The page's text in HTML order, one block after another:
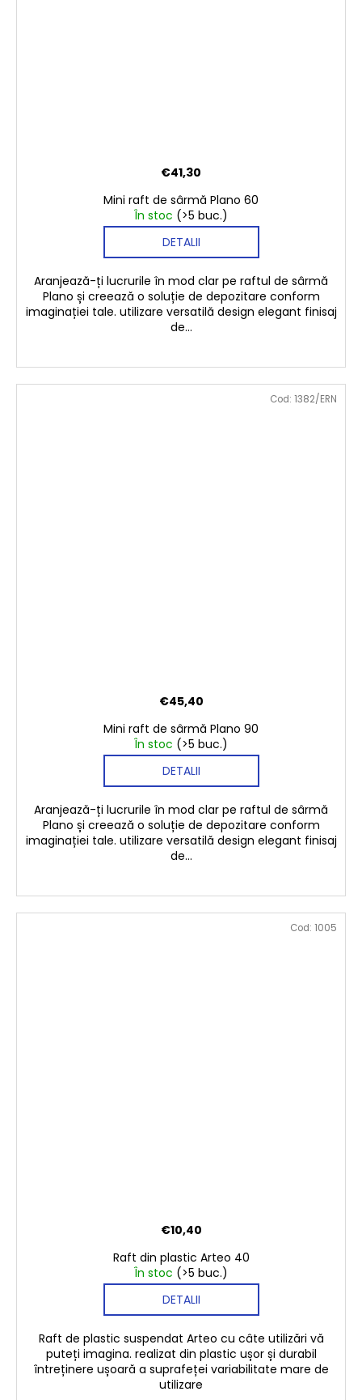
Mini raft de sârmă Plano 60
În stoc (>5 buc.)
€41,30
DETALII
Aranjează-ți lucrurile în mod clar pe raftul de sârmă
Plano și creează o soluție de depozitare conform
imaginației tale. utilizare versatilă design elegant finisaj
de...
Mini raft de sârmă Plano 90
În stoc (>5 buc.)
€45,40
DETALII
Aranjează-ți lucrurile în mod clar pe raftul de sârmă
Plano și creează o soluție de depozitare conform
imaginației tale. utilizare versatilă design elegant finisaj
de...
Cod: 1382/ERN
Raft din plastic Arteo 40
În stoc (>5 buc.)
€10,40
DETALII
Raft de plastic suspendat Arteo cu câte utilizări vă
puteți imagina. realizat din plastic ușor și durabil
întreținere ușoară a suprafeței variabilitate mare de
utilizare
Cod: 1005